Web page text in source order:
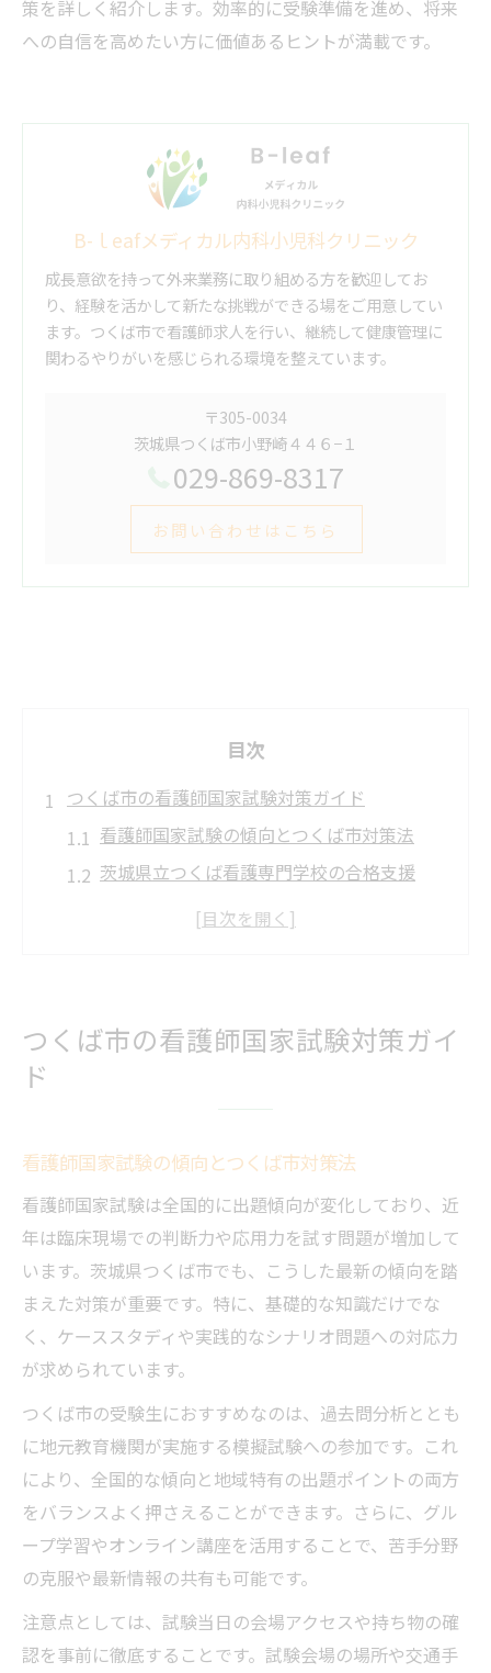
策を詳しく紹介します。効率的に受験準備を進め、将来
への自信を高めたい方に価値あるヒントが満載です。
B-ｌeafメディカル内科小児科クリニック
成長意欲を持って外来業務に取り組める方を歓迎してお
り、経験を活かして新たな挑戦ができる場をご用意してい
ます。つくば市で看護師求人を行い、継続して健康管理に
関わるやりがいを感じられる環境を整えています。
〒305-0034
茨城県つくば市小野崎４４６−１
029-869-8317
お問い合わせはこちら
目次
つくば市の看護師国家試験対策ガイド
看護師国家試験の傾向とつくば市対策法
茨城県立つくば看護専門学校の合格支援
看護師を目指す人に最適な学習環境とは
看護師を目指すあなたへ最新合格情報
看護師国家試験2025年の日程と注意点解説
合格者の多い学習法を徹底調査しました
看護師合格に役立つ予備校・学習サービス
茨城で看護師資格取得を目指す秘訣
看護師国家試験合格への茨城県活用術
地元看護専門学校の入試・学費の実際
看護師志望者のための学習スケジュール例
合格率から見る学校選びのポイントとは
国家試験ならではの茨城県での学び方
看護師国家試験に特化した学び方を解説
つくばで実践できる実力アップ学習法
茨城県内の看護専門学校の特徴比較
看護師試験に向けた模擬試験活用方法
看護師を目指す仲間との情報交換の重要性
つくば市の看護師国家試験対策ガイ
ド
看護師国家試験の傾向とつくば市対策法
看護師国家試験は全国的に出題傾向が変化しており、近
年は臨床現場での判断力や応用力を試す問題が増加して
います。茨城県つくば市でも、こうした最新の傾向を踏
まえた対策が重要です。特に、基礎的な知識だけでな
く、ケーススタディや実践的なシナリオ問題への対応力
が求められています。
つくば市の受験生におすすめなのは、過去問分析ととも
に地元教育機関が実施する模擬試験への参加です。これ
により、全国的な傾向と地域特有の出題ポイントの両方
をバランスよく押さえることができます。さらに、グル
ープ学習やオンライン講座を活用することで、苦手分野
の克服や最新情報の共有も可能です。
注意点としては、試験当日の会場アクセスや持ち物の確
認を事前に徹底することです。試験会場の場所や交通手